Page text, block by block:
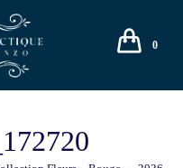
0